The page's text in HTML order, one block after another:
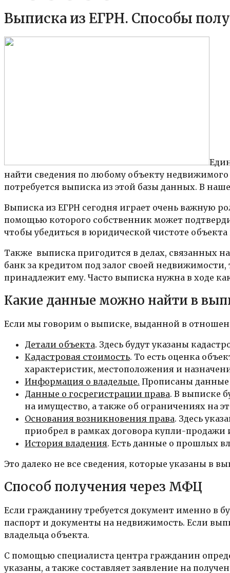
Выписка из ЕГРН. Способы
найти сведения по любому объекту
потребуется выписка из этой базы данных. В
Выписка из ЕГРН сегодня играет очень важную
помощью которого собственник может
чтобы убедиться в юридической чистоте
Также выписка пригодится в делах, связанных
банк за кредитом под залог своей
принадлежит ему. Часто выписка нужна в ходе
Какие данные можно найти в
Если мы говорим о выписке, выданной в
Детали объекта. Здесь будут указаны
Кадастровая стоимость. То есть оценка
характеристик, местоположения и
Информация о владельце. Прописаны данные
Данные о госрегистрации права. В выписке
на имущество, а также об ограничениях на
Основания возникновения права. Здесь
приобрел в рамках договора купли-продажи
История владения. Есть данные о прошлых
Это далеко не все сведения, которые указаны в
Способ получения через МФЦ
Если гражданину требуется документ именно в
паспорт и документы на недвижимость. Если
владельца объекта.
С помощью специалиста центра гражданин
указаны, а также составляет заявление на